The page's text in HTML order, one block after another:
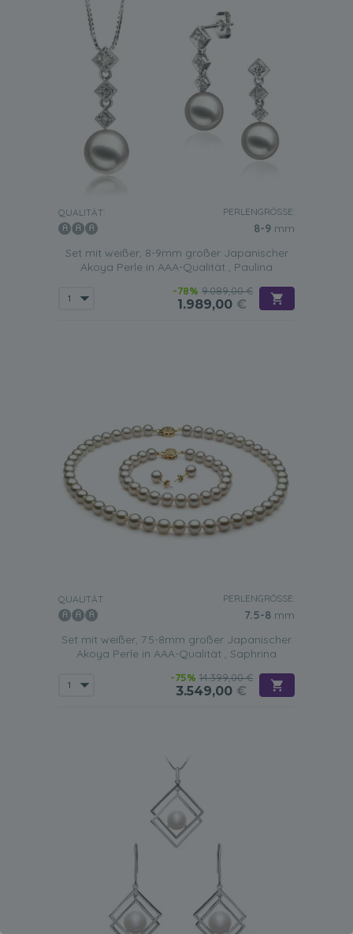
QUALITÄT: PERLENGRÖSSE:
8-9 mm
Set mit weißer, 8-9mm großer Japanischer
Akoya Perle in AAA-Qualität , Paulina
-78% 9.089,00 €
1.989,00 €
QUALITÄT: PERLENGRÖSSE:
7.5-8 mm
Set mit weißer, 7.5-8mm großer Japanischer
Akoya Perle in AAA-Qualität , Saphrina
-75% 14.399,00 €
3.549,00 €